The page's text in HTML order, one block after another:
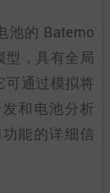
池的 Batemo
型，具有全局
可通过模拟将
和电池分析
能的详细信